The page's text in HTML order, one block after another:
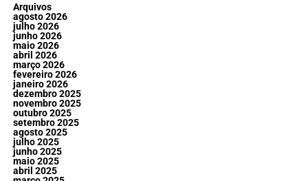
Arquivos
agosto 2026
julho 2026
junho 2026
maio 2026
abril 2026
março 2026
fevereiro 2026
janeiro 2026
dezembro 2025
novembro 2025
outubro 2025
setembro 2025
agosto 2025
julho 2025
junho 2025
maio 2025
abril 2025